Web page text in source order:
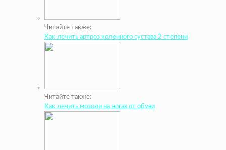
Читайте также:
Как лечить артроз коленного сустава 2 степени
Читайте также:
Как лечить мозоли на ногах от обуви